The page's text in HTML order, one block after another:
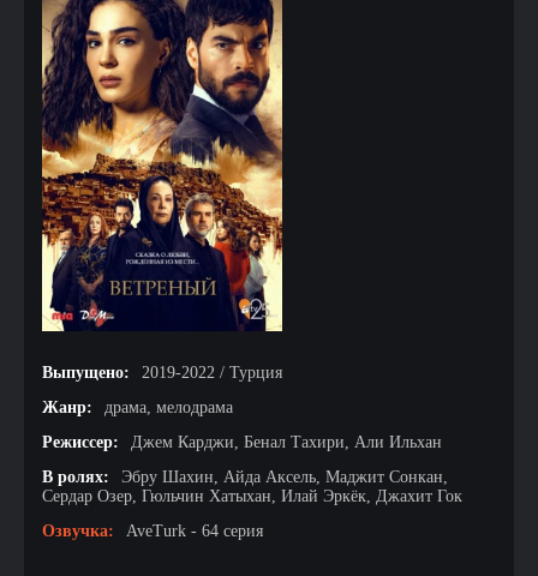
Выпущено:
2019-2022 / Турция
Жанр:
драма, мелодрама
Режиссер:
Джем Карджи, Бенал Тахири, Али Ильхан
В ролях:
Эбру Шахин, Айда Аксель, Маджит Сонкан,
Сердар Озер, Гюльчин Хатыхан, Илай Эркёк, Джахит Гок
Озвучка:
AveTurk - 64 серия